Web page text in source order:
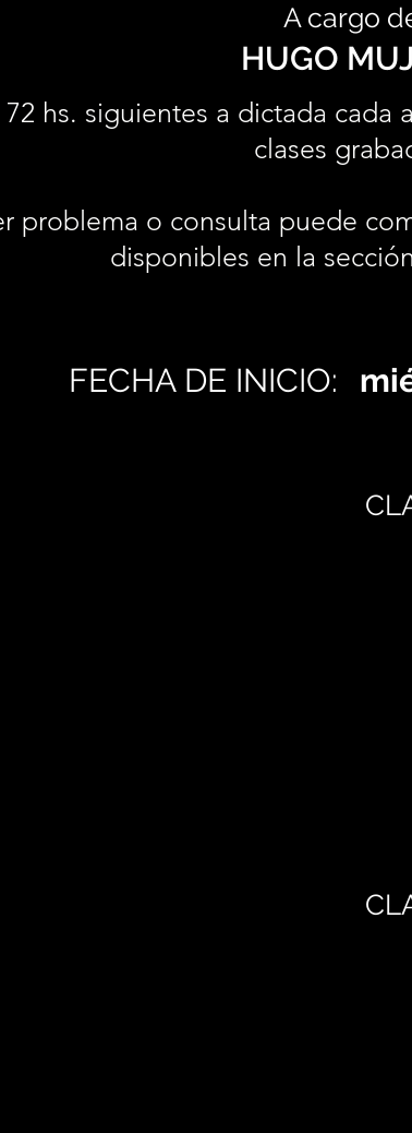
A cargo
HUGO
hs. siguientes a dictada cada
clases
problema o consulta puede
disponibles en la sección
FECHA DE INICIO: